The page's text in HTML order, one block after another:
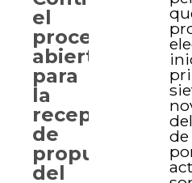
el
proceso
abierto
para
la
recepción
de
propuestas
del